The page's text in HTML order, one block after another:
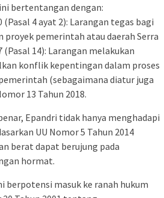
bertentangan dengan:
(Pasal 4 ayat 2): Larangan tegas bagi
pemerintah atau daerah Serra
(Pasal 14): Larangan melakukan
konflik kepentingan dalam proses
(sebagaimana diatur juga
13 Tahun 2018.
Epandri tidak hanya menghadapi
UU Nomor 5 Tahun 2014
berat dapat berujung pada
hormat.
berpotensi masuk ke ranah hukum